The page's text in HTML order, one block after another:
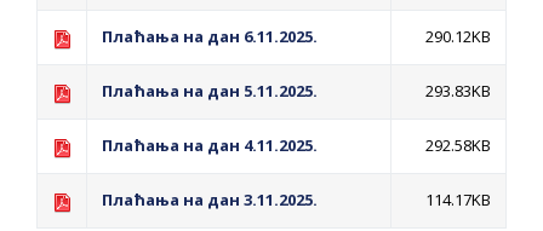
Плаћања на дан 6.11.2025. 290.12KB
Плаћања на дан 5.11.2025. 293.83KB
Плаћања на дан 4.11.2025. 292.58KB
Плаћања на дан 3.11.2025. 114.17KB